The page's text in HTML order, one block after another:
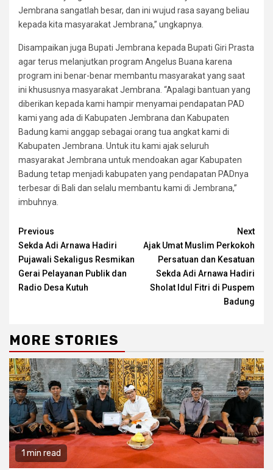
Jembrana sangatlah besar, dan ini wujud rasa sayang beliau
kepada kita masyarakat Jembrana,” ungkapnya.
Disampaikan juga Bupati Jembrana kepada Bupati Giri Prasta
agar terus melanjutkan program Angelus Buana karena
program ini benar-benar membantu masyarakat yang saat
ini khususnya masyarakat Jembrana. “Apalagi bantuan yang
diberikan kepada kami hampir menyamai pendapatan PAD
kami yang ada di Kabupaten Jembrana dan Kabupaten
Badung kami anggap sebagai orang tua angkat kami di
Kabupaten Jembrana. Untuk itu kami ajak seluruh
masyarakat Jembrana untuk mendoakan agar Kabupaten
Badung tetap menjadi kabupaten yang pendapatan PADnya
terbesar di Bali dan selalu membantu kami di Jembrana,”
imbuhnya.
Continue
Reading
Previous
Sekda Adi Arnawa Hadiri
Pujawali Sekaligus Resmikan
Gerai Pelayanan Publik dan
Radio Desa Kutuh
Next
Ajak Umat Muslim Perkokoh
Persatuan dan Kesatuan
Sekda Adi Arnawa Hadiri
Sholat Idul Fitri di Puspem
Badung
MORE STORIES
1 min read